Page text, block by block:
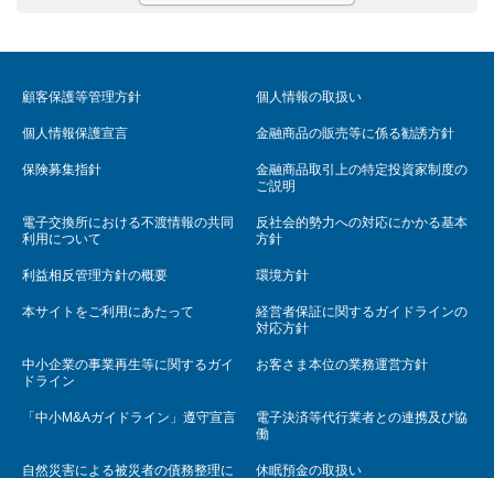
顧客保護等管理方針 個人情報の取扱い
個人情報保護宣言 金融商品の販売等に係る勧誘方針
保険募集指針
金融商品取引上の特定投資家制度の
ご説明
電子交換所における不渡情報の共同
利用について
反社会的勢力への対応にかかる基本
方針
利益相反管理方針の概要 環境方針
本サイトをご利用にあたって
経営者保証に関するガイドラインの
対応方針
中小企業の事業再生等に関するガイ
ドライン
お客さま本位の業務運営方針
「中小M&Aガイドライン」遵守宣言
電子決済等代行業者との連携及び協
働
自然災害による被災者の債務整理に 休眠預金の取扱い